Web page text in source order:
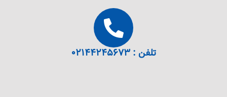
تلفن : ۰۲۱۴۴۲۴۵۶۷۳